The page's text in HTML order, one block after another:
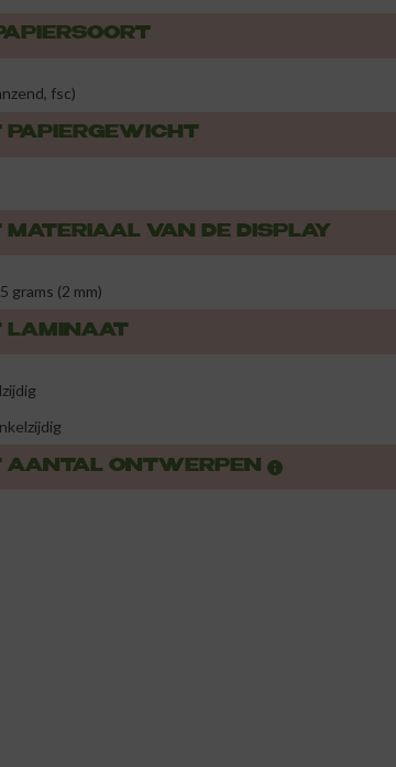
fsc)
PAPIERGEWICHT
MATERIAAL VAN DE DISPLAY
grams (2 mm)
LAMINAAT
AANTAL ONTWERPEN